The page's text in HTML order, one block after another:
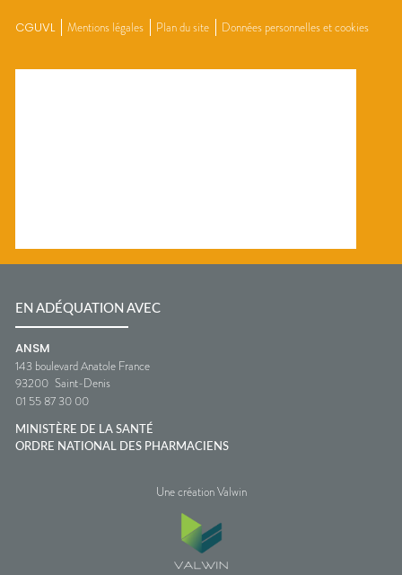
CGUVL Mentions légales Plan du site Données personnelles et cookies
EN ADÉQUATION AVEC
ANSM
143 boulevard Anatole France
93200 Saint-Denis
01 55 87 30 00
MINISTÈRE DE LA SANTÉ
ORDRE NATIONAL DES PHARMACIENS
Une création Valwin